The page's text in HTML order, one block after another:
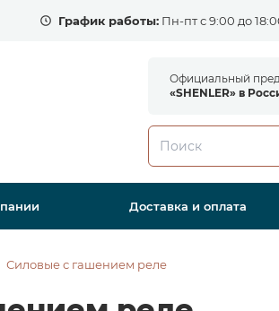
График работы:Пн-пт с 9:00 до
Официальный
«SHENLER» в
Доставка и оплата
Силовые с гашением реле